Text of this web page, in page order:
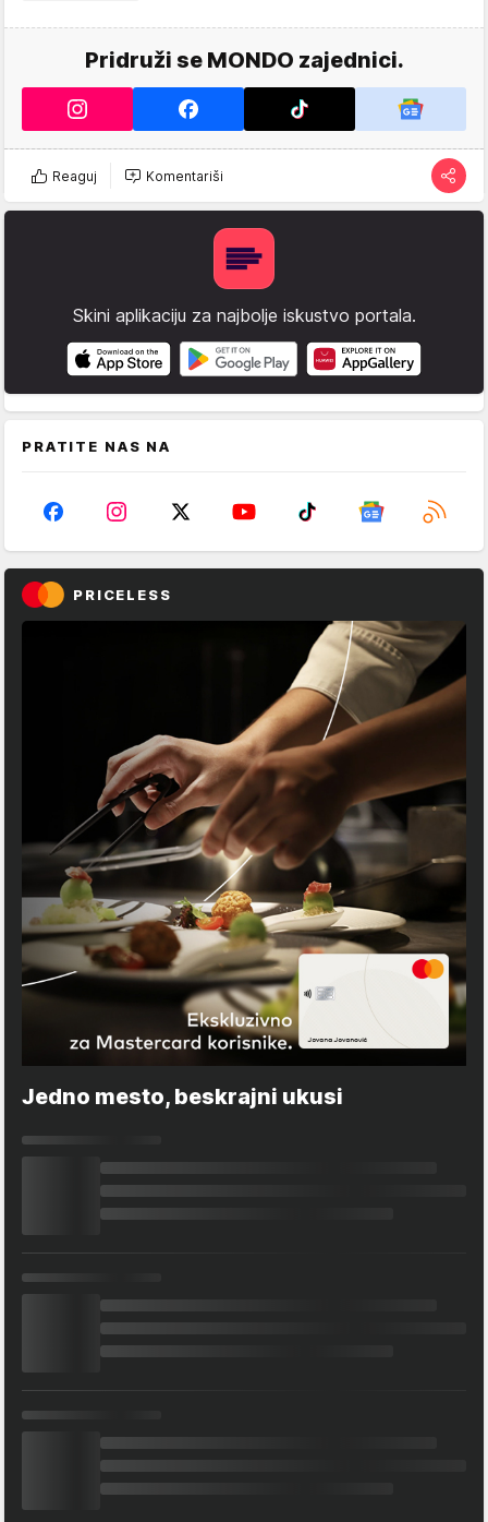
Pridruži se MONDO zajednici.
Reaguj Komentariši
Skini aplikaciju za najbolje iskustvo portala.
PRATITE NAS NA
PRICELESS
Jedno mesto, beskrajni ukusi